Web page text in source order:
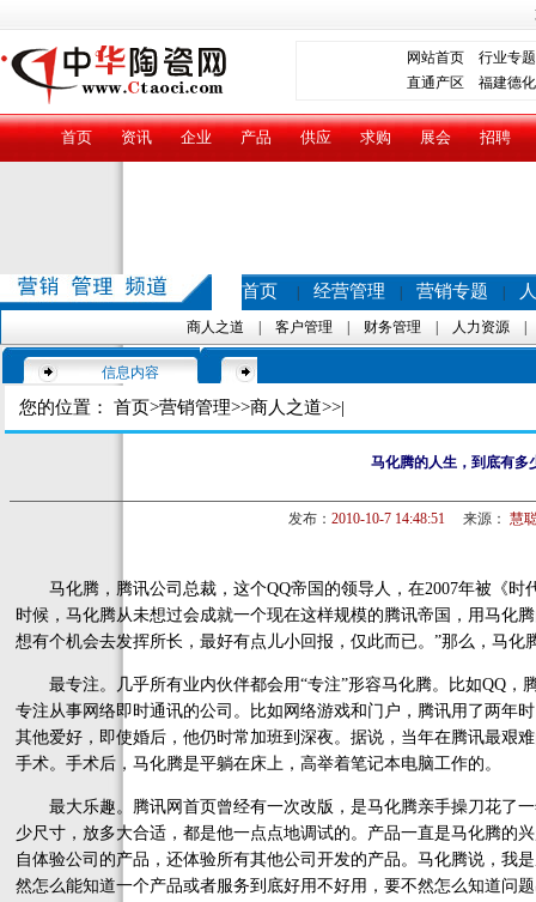
网站首页
行业专题
直通产区 福建德化
首页 资讯 企业 产品 供应 求购 展会 招聘
首页 经营管理 营销专题
商人之道 客户管理 财务管理 人力资源
信息内容
您的位置： 首页>营销管理>>商人之道>>|
马化腾的人生，到底有多
发布： 2010-10-7 14:48:51来源： 慧
马化腾，腾讯公司总裁，这个QQ帝国的领导人，在2007年被《时
时候，马化腾从未想过会成就一个现在这样规模的腾讯帝国，用马化
想有个机会去发挥所长，最好有点儿小回报，仅此而已。”那么，马化
最专注。几乎所有业内伙伴都会用“专注”形容马化腾。比如QQ，
专注从事网络即时通讯的公司。比如网络游戏和门户，腾讯用了两年
其他爱好，即使婚后，他仍时常加班到深夜。据说，当年在腾讯最艰
手术。手术后，马化腾是平躺在床上，高举着笔记本电脑工作的。
最大乐趣。腾讯网首页曾经有一次改版，是马化腾亲手操刀花了
少尺寸，放多大合适，都是他一点点地调试的。产品一直是马化腾
自体验公司的产品，还体验所有其他公司开发的产品。马化腾说，我
然怎么能知道一个产品或者服务到底好用不好用，要不然怎么知道问